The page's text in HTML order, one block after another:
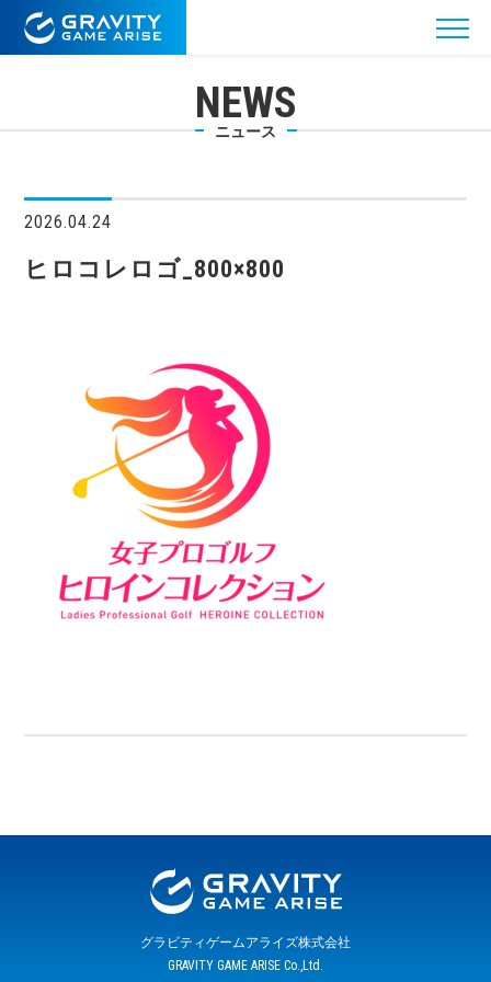
NEWS
ニュース
2026.04.24
ヒロコレロゴ_800×800
グラビティゲームアライズ株式会社
GRAVITY GAME ARISE Co.,Ltd.